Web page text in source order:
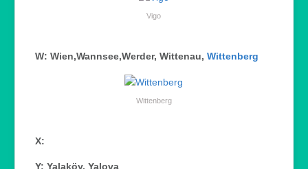
Vigo
W: Wien,Wannsee,Werder, Wittenau,Wittenberg
Wittenberg
X:
Y: Yalaköy, Yalova